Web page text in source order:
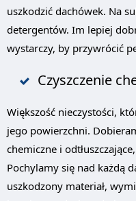
uszkodzić dachówek. Na
detergentów. Im lepiej
wystarczy, by przywrócić
Czyszczenie
Większość nieczystości,
jego powierzchni.
chemiczne i
Pochylamy się nad każdą
uszkodzony materiał,